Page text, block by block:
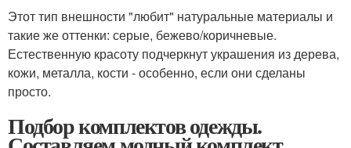
Этот тип внешности "любит" натуральные материалы и
такие же оттенки: серые, бежево/коричневые.
Естественную красоту подчеркнут украшения из дерева,
кожи, металла, кости - особенно, если они сделаны
просто.
Подбор комплектов одежды.